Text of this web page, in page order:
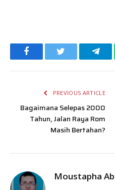
Facebook
PREVIOUS ARTICLE
Bagaimana Selepas 2000
Tahun, Jalan Raya Rom
Masih Bertahan?
Moustapha